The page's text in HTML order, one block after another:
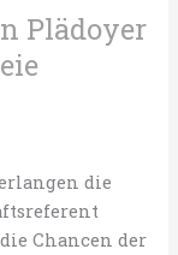
Plädoyer
die
Chancen der